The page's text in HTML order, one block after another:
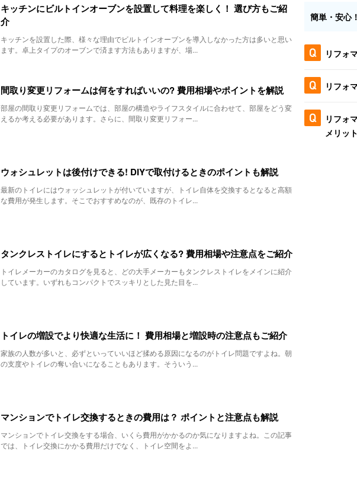
キッチンにビルトインオーブンを設置して料理を楽しく！ 選び方もご紹
介
キッチンを設置した際、様々な理由でビルトインオーブンを導入しなかった方は多いと思い
ます。卓上タイプのオーブンで済ます方法もありますが、場...
間取り変更リフォームは何をすればいいの? 費用相場やポイントを解説
部屋の間取り変更リフォームでは、部屋の構造やライフスタイルに合わせて、部屋をどう変
えるか考える必要があります。さらに、間取り変更リフォー...
ウォシュレットは後付けできる! DIYで取付けるときのポイントも解説
最新のトイレにはウォッシュレットが付いていますが、トイレ自体を交換するとなると高額
な費用が発生します。そこでおすすめなのが、既存のトイレ...
タンクレストイレにするとトイレが広くなる? 費用相場や注意点をご紹介
トイレメーカーのカタログを見ると、どの大手メーカーもタンクレストイレをメインに紹介
しています。いずれもコンパクトでスッキリとした見た目を...
トイレの増設でより快適な生活に！ 費用相場と増設時の注意点もご紹介
家族の人数が多いと、必ずといっていいほど揉める原因になるのがトイレ問題ですよね。朝
の支度やトイレの奪い合いになることもあります。そういう...
マンションでトイレ交換するときの費用は？ ポイントと注意点も解説
マンションでトイレ交換をする場合、いくら費用がかかるのか気になりますよね。この記事
では、トイレ交換にかかる費用だけでなく、トイレ空間をよ...
簡単・安心
リフォ
リフォ
リフォ
メリッ